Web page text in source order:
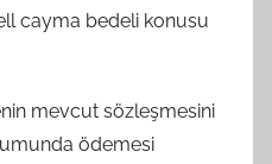
cayma bedeli konusu
mevcut sözleşmesini
ödemesi